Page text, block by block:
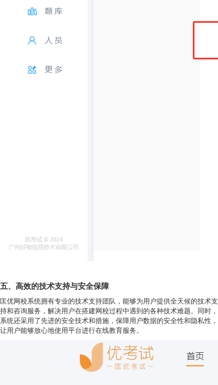
五、 高效的技术支持与安全保障
匡优网校系统拥有专业的技术支持团队，能够为用户提供全天候的技术支
持和咨询服务，解决用户在搭建网校过程中遇到的各种技术难题。同时，
系统还采用了先进的安全技术和措施，保障用户数据的安全性和隐私性，
让用户能够放心地使用平台进行在线教育服务。